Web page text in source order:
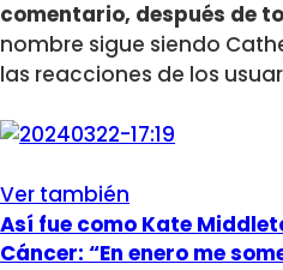
comentario, después de
nombre sigue siendo
las reacciones de los
Ver también
Así fue como Kate
Cáncer: “En enero me